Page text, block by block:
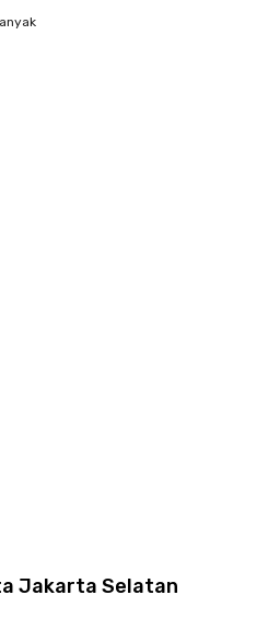
Jakarta Selatan